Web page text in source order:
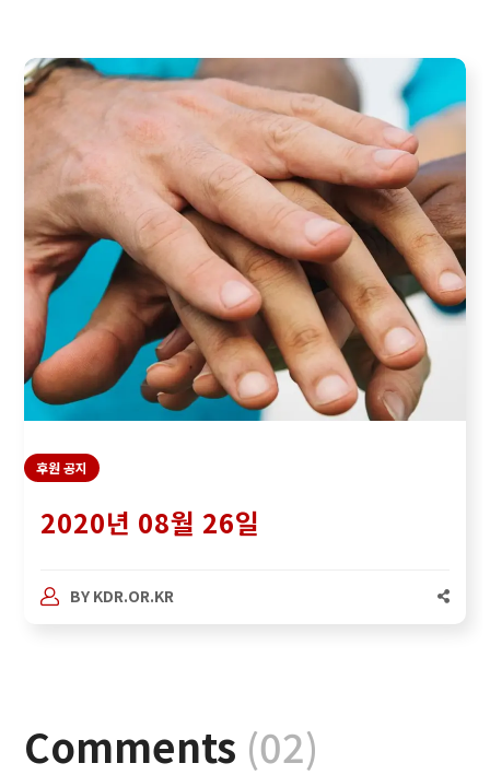
후원 공지
2020년 08월 26일
BY KDR.OR.KR
Comments (02)